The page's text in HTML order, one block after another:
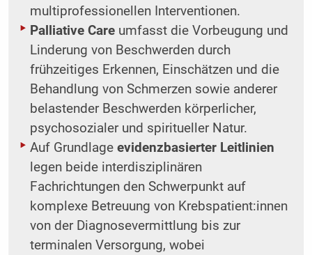
multiprofessionellen Interventionen.
Palliative Careumfasst die Vorbeugung und
Linderung von Beschwerden durch
frühzeitiges Erkennen, Einschätzen und die
Behandlung von Schmerzen sowie anderer
belastender Beschwerden körperlicher,
psychosozialer und spiritueller Natur.
Auf Grundlage evidenzbasierter Leitlinien
legen beide interdisziplinären
Fachrichtungen den Schwerpunkt auf
komplexe Betreuung von Krebspatient:innen
von der Diagnosevermittlung bis zur
terminalen Versorgung, wobei